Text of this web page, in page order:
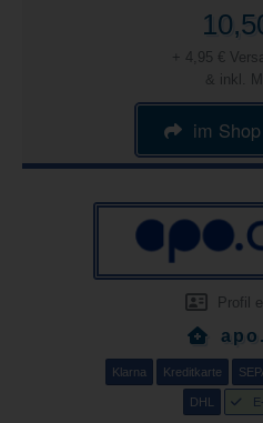
+ 4,95 €
& inkl.
im
Profil
Klarna Kreditkarte
DHL